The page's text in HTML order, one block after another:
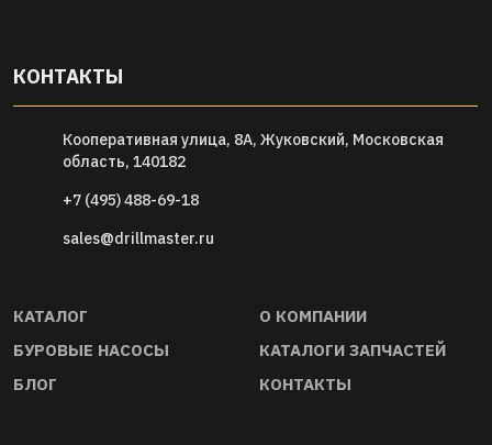
КОНТАКТЫ
Кооперативная улица, 8А, Жуковский, Московская
область, 140182
+7 (495) 488-69-18
sales@drillmaster.ru
КАТАЛОГ
О КОМПАНИИ
БУРОВЫЕ НАСОСЫ
КАТАЛОГИ ЗАПЧАСТЕЙ
БЛОГ
КОНТАКТЫ